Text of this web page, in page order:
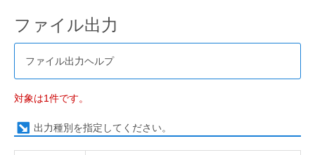
ファイル出力
ファイル出力ヘルプ
対象は1件です。
出力種別を指定してください。